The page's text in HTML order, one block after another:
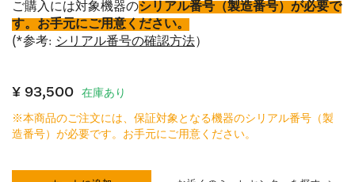
ご購入には対象機器のシリアル番号（製造番号）が必要で
す。お手元にご用意ください。
(*参考: シリアル番号の確認方法）
¥ 93,500 在庫あり
※本商品のご注文には、保証対象となる機器のシリアル番号（製
造番号）が必要です。お手元にご用意ください。